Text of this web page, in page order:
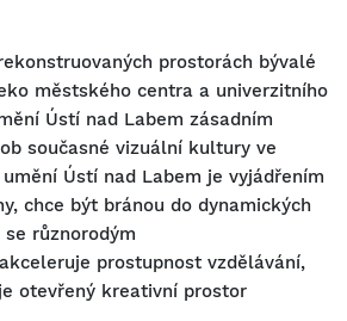
prostorách bývalé
městského centra a univerzitního
Ústí nad Labem zásadním
současné vizuální kultury ve
Ústí nad Labem je vyjádřením
chce být bránou do dynamických
různorodým
prostupnost vzdělávání,
otevřený kreativní prostor